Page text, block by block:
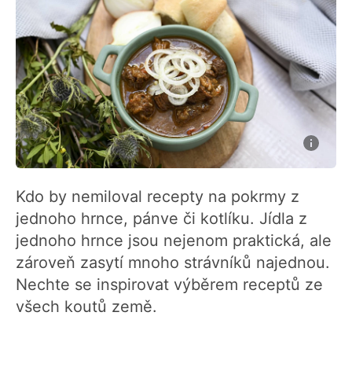
Kdo by nemiloval recepty na pokrmy z
jednoho hrnce, pánve či kotlíku. Jídla z
jednoho hrnce jsou nejenom praktická, ale
zároveň zasytí mnoho strávníků najednou.
Nechte se inspirovat výběrem receptů ze
všech koutů země.